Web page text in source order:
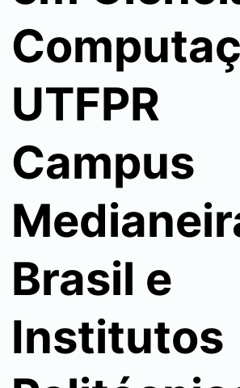
UTFPR
Campus
Brasil e
Institutos